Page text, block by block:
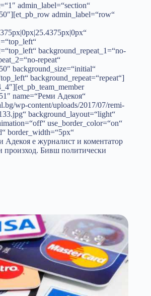
admin_label=“section“
admin_label=“row“
background_repeat_1=“no-
repeat“
background_size=“initial“
background_repeat=“repeat“]
name=“Реми Адекоя“
wp-content/uploads/2017/07/remi-
background_layout=“light“
use_border_color=“on“
border_width=“5px“
Адекоя е журналист и коментатор
произход. Бивш политически